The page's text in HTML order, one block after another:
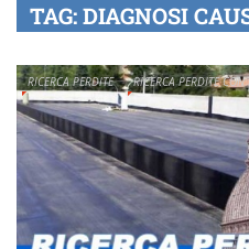
TAG:DIAGNOSI
RICERCA PERDITE RICERCA PERDITE